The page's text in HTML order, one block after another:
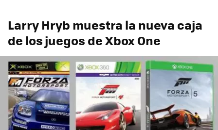
Larry Hryb muestra la nueva caja
de los juegos de Xbox One